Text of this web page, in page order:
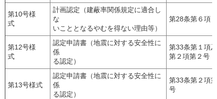
第10号様
式
計画認定（建蔽率関係規定に適合し
な
いこととなるやむを得ない理由等）
第28条第６項
第12号様
式
認定申請書（地震に対する安全性に
係
る認定）
第33条第１項
第２項第２号
第13号様式
認定申請書（地震に対する安全性に
係
る認定）
第33条第２項
号